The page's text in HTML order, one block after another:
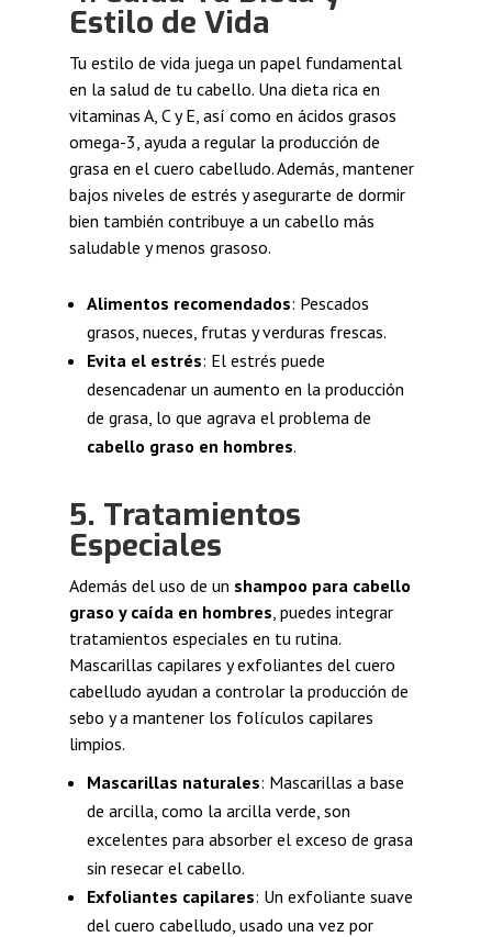
Estilo de Vida
Tu estilo de vida juega un papel fundamental
en la salud de tu cabello. Una dieta rica en
vitaminas A, C y E, así como en ácidos grasos
omega-3, ayuda a regular la producción de
grasa en el cuero cabelludo. Además, mantener
bajos niveles de estrés y asegurarte de dormir
bien también contribuye a un cabello más
saludable y menos grasoso.
Alimentos recomendados: Pescados
grasos, nueces, frutas y verduras frescas.
Evita el estrés: El estrés puede
desencadenar un aumento en la producción
de grasa, lo que agrava el problema de
cabello graso en hombres.
5. Tratamientos
Especiales
Además del uso de un shampoo para cabello
graso y caída en hombres , puedes integrar
tratamientos especiales en tu rutina.
Mascarillas capilares y exfoliantes del cuero
cabelludo ayudan a controlar la producción de
sebo y a mantener los folículos capilares
limpios.
Mascarillas naturales: Mascarillas a base
de arcilla, como la arcilla verde, son
excelentes para absorber el exceso de grasa
sin resecar el cabello.
Exfoliantes capilares: Un exfoliante suave
del cuero cabelludo, usado una vez por